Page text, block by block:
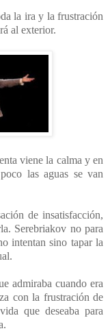
la ira y la frustración
al exterior.
viene la calma y en
las aguas se van
de insatisfacción,
Serebriakov no para
intentan sino tapar la
admiraba cuando era
con la frustración de
que deseaba para